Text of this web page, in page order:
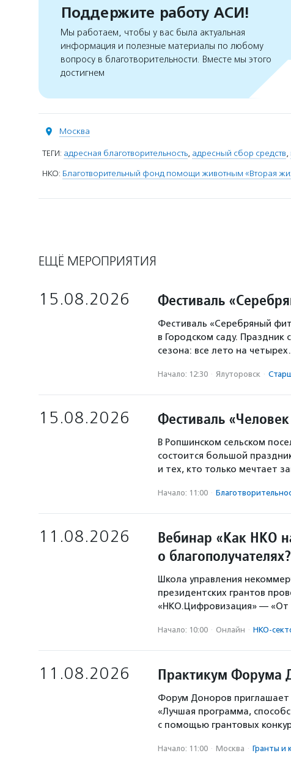
Поддержите работу АСИ!
Мы работаем, чтобы у вас была актуальная
информация и полезные материалы по любому
вопросу в благотворительности. Вместе мы этого
достигнем
Москва
ТЕГИ: адресная благотворительность, адресный сбор средств,
НКО: Благотворительный фонд помощи животным «Вторая
ЕЩЁ МЕРОПРИЯТИЯ
15.08.2026 Фестиваль
Фестиваль «Серебряный
в Городском саду. Праздник
сезона: все лето на
Начало: 12:30 · Ялуторовск ·
15.08.2026 Фестиваль
В Ропшинском сельском
состоится большой
и тех, кто только мечтает
Начало: 11:00 ·
11.08.2026
Вебинар «Как НКО
о
Школа управления
президентских грантов
«НКО.Цифровизация» —
Начало: 10:00 · Онлайн · НКО-
11.08.2026 Практикум Форума
Форум Доноров приглашает
«Лучшая программа,
с помощью грантовых
Начало: 11:00 · Москва · Гранты и